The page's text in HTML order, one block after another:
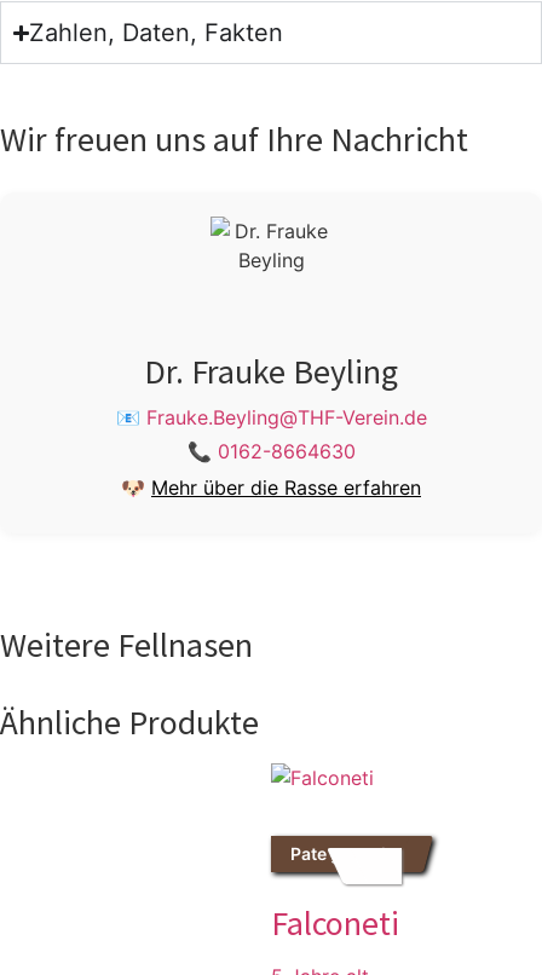
Zahlen, Daten, Fakten
Wir freuen uns auf Ihre Nachricht
Dr. Frauke Beyling
📧 Frauke.Beyling@THF-Verein.de
📞 0162-8664630
🐶 Mehr über die Rasse erfahren
Weitere Fellnasen
Ähnliche Produkte
Pate gesucht
Falconeti